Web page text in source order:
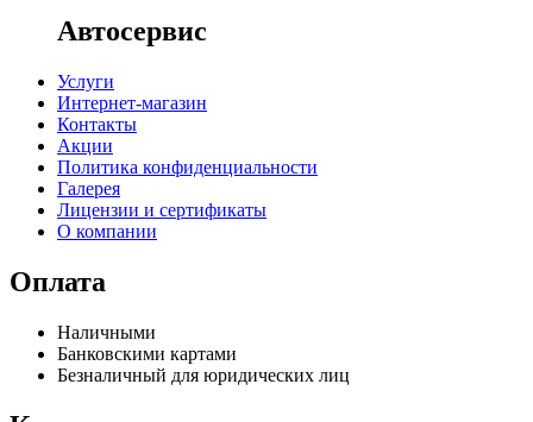
Автосервис
Услуги
Интернет-магазин
Контакты
Акции
Политика конфиденциальности
Галерея
Лицензии и сертификаты
О компании
Оплата
Наличными
Банковскими картами
Безналичный для юридических лиц